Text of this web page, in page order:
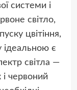
системи і
світло,
цвітіння,
ідеальною є
світла —
і червоний